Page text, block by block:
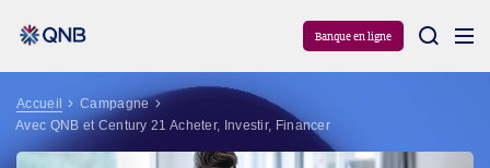
Banque en ligne
Accueil
Campagne
Avec QNB et Century 21 Acheter, Investir, Financer